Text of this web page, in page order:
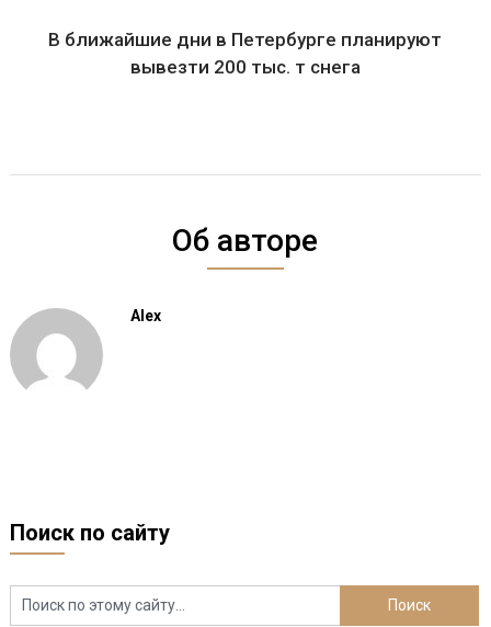
В ближайшие дни в Петербурге планируют
вывезти 200 тыс. т снега
Об авторе
Alex
Поиск по сайту